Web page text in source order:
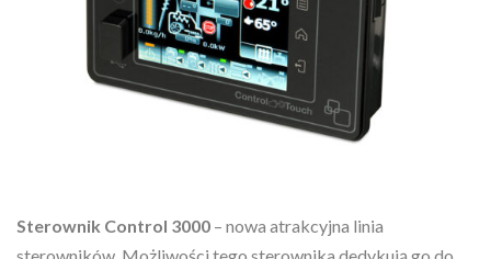
Sterownik Control 3000 – nowa atrakcyjna linia